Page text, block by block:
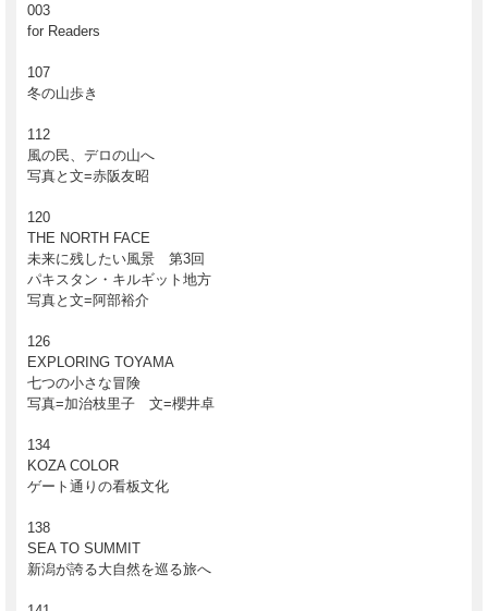
2017年11月20日発行予定
003
for Readers
107
冬の山歩き
112
風の民、デロの山へ
写真と文=赤阪友昭
120
THE NORTH FACE
未来に残したい風景 第3回
パキスタン・キルギット地方
写真と文=阿部裕介
126
EXPLORING TOYAMA
七つの小さな冒険
写真=加治枝里子 文=櫻井卓
134
KOZA COLOR
ゲート通りの看板文化
138
SEA TO SUMMIT
新潟が誇る大自然を巡る旅へ